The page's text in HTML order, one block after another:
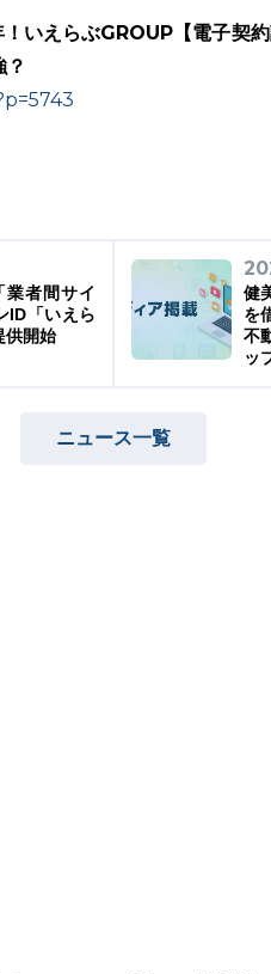
いえらぶGROUP【電子契
業者間サイ
ID「いえら
供開始
健
を
不
ッ
ニュース一覧